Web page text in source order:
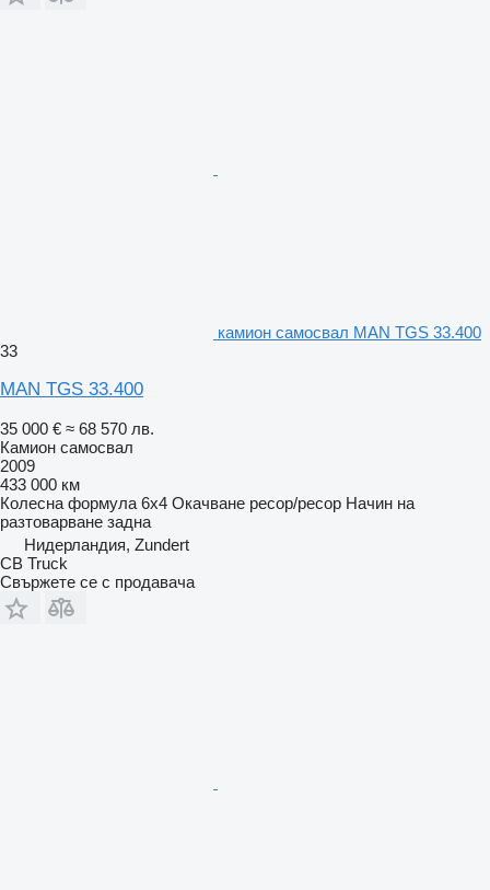
камион самосвал MAN TGS 33.400
33
MAN TGS 33.400
35 000 € ≈ 68 570 лв.
Камион самосвал
2009
433 000 км
Колесна формула 6x4 Окачване ресор/ресор Начин на
разтоварване задна
Нидерландия, Zundert
CB Truck
Свържете се с продавача